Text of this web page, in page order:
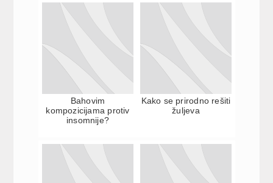
Bahovim
kompozicijama protiv
insomnije?
Kako se prirodno rešiti
žuljeva